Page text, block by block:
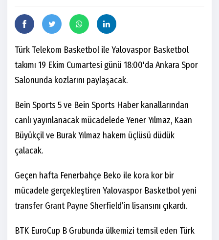
Türk Telekom Basketbol ile Yalovaspor Basketbol
takımı 19 Ekim Cumartesi günü 18:00'da Ankara Spor
Salonunda kozlarını paylaşacak.
Bein Sports 5 ve Bein Sports Haber kanallarından
canlı yayınlanacak mücadelede Yener Yılmaz, Kaan
Büyükçil ve Burak Yılmaz hakem üçlüsü düdük
çalacak.
Geçen hafta Fenerbahçe Beko ile kora kor bir
mücadele gerçekleştiren Yalovaspor Basketbol yeni
transfer Grant Payne Sherfield’in lisansını çıkardı.
BTK EuroCup B Grubunda ülkemizi temsil eden Türk